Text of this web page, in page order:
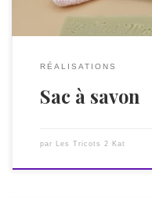
RÉALISATIONS
Sac à savon
par Les Tricots 2 Kat